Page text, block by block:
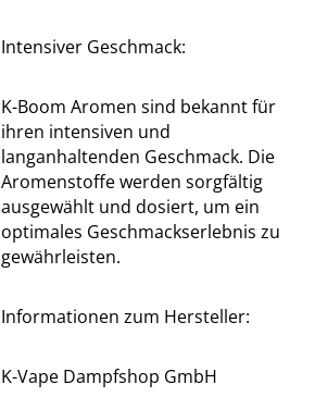
Intensiver Geschmack:
K-Boom Aromen sind bekannt für
ihren intensiven und
langanhaltenden Geschmack. Die
Aromenstoffe werden sorgfältig
ausgewählt und dosiert, um ein
optimales Geschmackserlebnis zu
gewährleisten.
Informationen zum Hersteller:
K-Vape Dampfshop GmbH